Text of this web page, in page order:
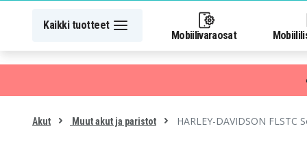
Kaikki tuotteet
Mobiilivaraosat
Akut Muut akut ja paristot HARLEY-DAVIDSON FLSTC